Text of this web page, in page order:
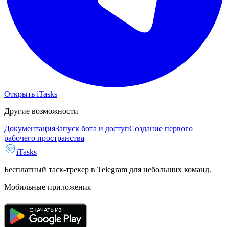
Открыть iTasks
Другие возможности
ДокументацияЗапуск бота и доступСоздание первого
рабочего пространства
iTasks
Бесплатный таск-трекер в Telegram для небольших команд.
Мобильные приложения